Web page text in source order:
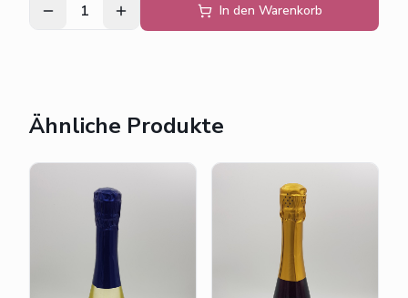
1 In den Warenkorb
Ähnliche Produkte